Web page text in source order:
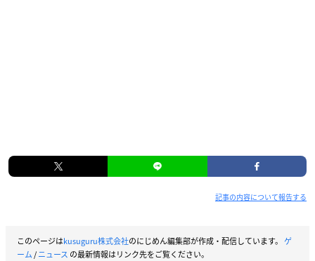
記事の内容について報告する
このページはkusuguru株式会社のにじめん編集部が作成・配信しています。 ゲ
ーム/ニュース の最新情報はリンク先をご覧ください。